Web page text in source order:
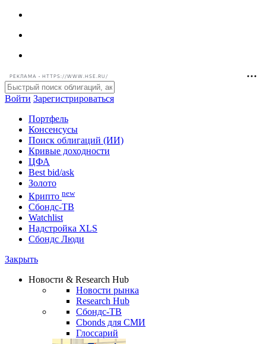
РЕКЛАМА • HTTPS://WWW.HSE.RU/
Войти Зарегистрироваться
Портфель
Консенсусы
Поиск облигаций (ИИ)
Кривые доходности
ЦФА
Best bid/ask
Золото
Крипто new
Watchlist
Сбондс Люди
Новости & Research Hub
Новости рынка
Research Hub